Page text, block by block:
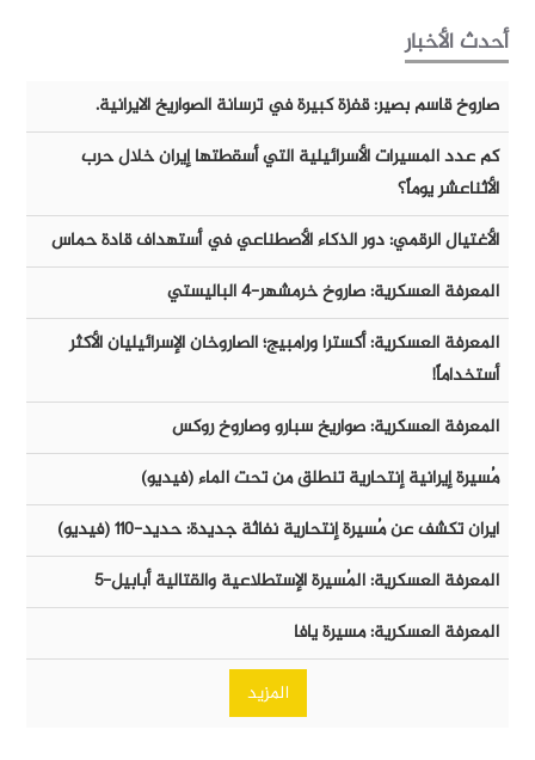
أحدث الأخبار
صاروخ قاسم بصير: قفزة كبيرة في ترسانة الصواريخ الايرانية.
كم عدد المسيرات الأسرائيلية التي أسقطتها إيران خلال حرب
الأثناعشر يوماً؟
الأغتيال الرقمي: دور الذكاء الأصطناعي في أستهداف قادة حماس
المعرفة العسكرية: صاروخ خرمشهر-٤ الباليستي
المعرفة العسكرية: أكسترا ورامبيج؛ الصاروخان الإسرائيليان الأكثر
أستخداماً!
المعرفة العسكرية: صواريخ سبارو وصاروخ روكس
مُسيرة إيرانية إنتحارية تنطلق من تحت الماء (فيديو)
ايران تكشف عن مُسيرة إنتحارية نفاثة جديدة: حديد-١١٠ (فيديو)
المعرفة العسكرية: المُسيرة الإستطلاعية والقتالية أبابيل-٥
المعرفة العسكرية: مسيرة يافا
المزيد